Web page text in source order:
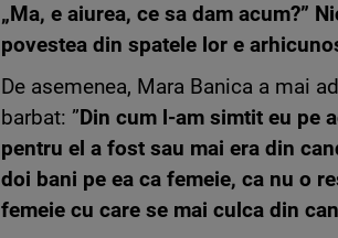
„Ma, e aiurea, ce sa dam acum?”
povestea din spatele lor e
De asemenea, Mara Banica a mai
barbat: ”Din cum l-am simtit eu pe
pentru el a fost sau mai era din
doi bani pe ea ca femeie, ca nu o
femeie cu care se mai culca din